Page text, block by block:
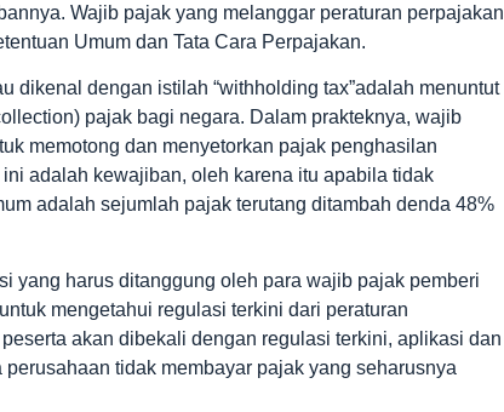
Wajib pajak yang melanggar peraturan perpajakan
Umum dan Tata Cara Perpajakan.
dikenal dengan istilah “withholding tax”adalah menuntut
pajak bagi negara. Dalam prakteknya, wajib
memotong dan menyetorkan pajak penghasilan
adalah kewajiban, oleh karena itu apabila tidak
adalah sejumlah pajak terutang ditambah denda 48%
yang harus ditanggung oleh para wajib pajak pemberi
mengetahui regulasi terkini dari peraturan
akan dibekali dengan regulasi terkini, aplikasi dan
tidak membayar pajak yang seharusnya